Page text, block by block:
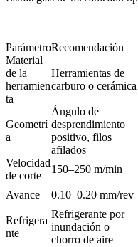
ParámetroRecomendación
Material
de la
herramien
ta
Herramientas de
carburo o cerámica
Geometrí
a
Ángulo de
desprendimiento
positivo, filos
afilados
Velocidad
de corte
150–250 m/min
Avance
0.10–0.20 mm/rev
Refrigera
nte
Refrigerante por
inundación o
chorro de aire